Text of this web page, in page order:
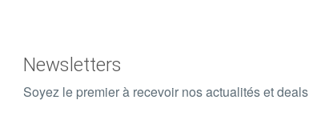
Newsletters
Soyez le premier à recevoir nos actualités et deals